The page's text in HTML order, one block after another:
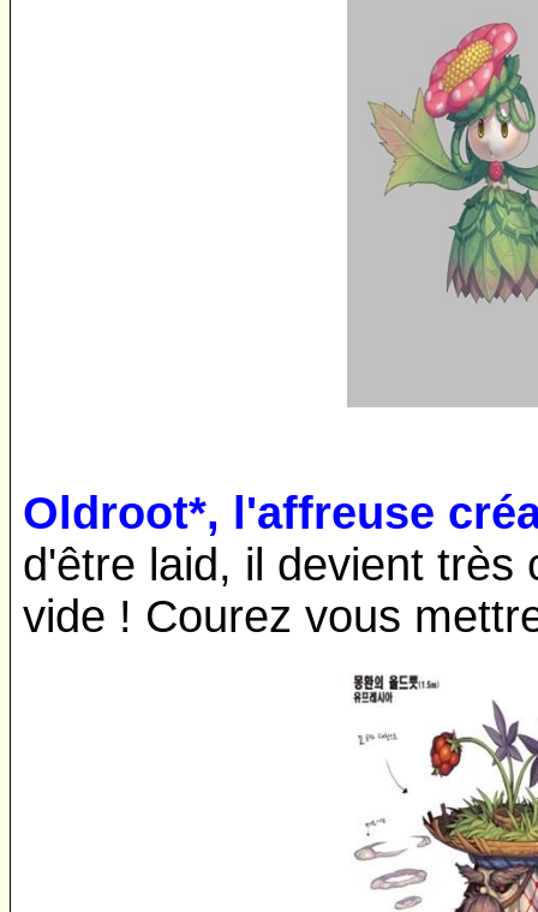
Oldroot*, l'affreuse
d'être laid, il devient très
vide ! Courez vous